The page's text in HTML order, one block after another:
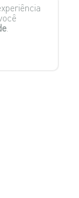
diferentes.